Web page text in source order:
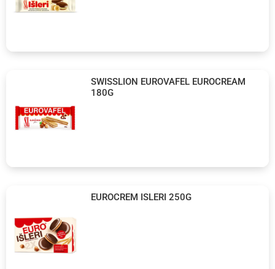
SWISSLION EUROVAFEL EUROCREAM
180G
EUROCREM ISLERI 250G